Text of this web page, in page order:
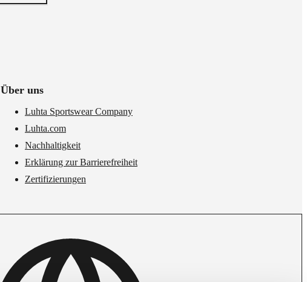
Über uns
Luhta Sportswear Company
Luhta.com
Nachhaltigkeit
Erklärung zur Barrierefreiheit
Zertifizierungen